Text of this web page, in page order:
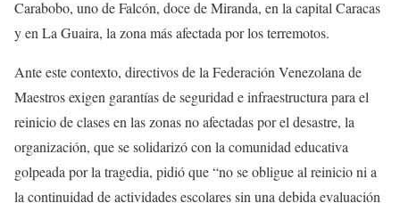
Carabobo, uno de Falcón, doce de Miranda, en la capital Caracas
y en La Guaira, la zona más afectada por los terremotos.
Ante este contexto, directivos de la Federación Venezolana de
Maestros exigen garantías de seguridad e infraestructura para el
reinicio de clases en las zonas no afectadas por el desastre, la
organización, que se solidarizó con la comunidad educativa
golpeada por la tragedia, pidió que “no se obligue al reinicio ni a
la continuidad de actividades escolares sin una debida evaluación